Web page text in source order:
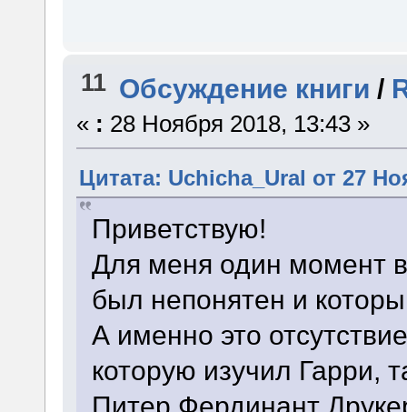
11 Обсуждение книги /
« : 28 Ноября 2018, 13:43 »
Цитата: Uchicha_Ural от 27
Приветствую!
Для меня один момент
был непонятен и
А именно это
которую изучил Гарри,
Питер Фердинант